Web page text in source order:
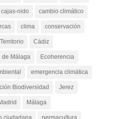
cajas-nido cambio climático
clima conservación
Cádiz
de Málaga Ecoherencia
emergencia climática
Biodiversidad Jerez
Málaga
ciudadana permacultura